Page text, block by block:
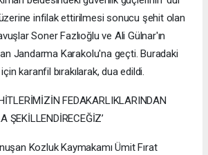
infilak ettirilmesi sonucu şehit olan
Soner Fazlıoğlu ve Ali Gülnar'ın
Jandarma Karakolu'na geçti. Buradaki
karanfil bırakılarak, dua edildi.
FEDAKARLIKLARINDAN
ŞEKİLLENDİRECEĞİZ’
Kozluk Kaymakamı Ümit Fırat